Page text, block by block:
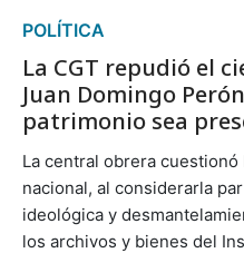
POLÍTICA
La CGT repudió el
Juan Domingo
patrimonio sea
La central obrera
nacional, al considerarla
ideológica y
los archivos y bienes del